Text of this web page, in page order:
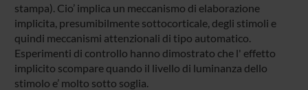
stampa). Cio’ implica un meccanismo di elaborazione
implicita, presumibilmente sottocorticale, degli stimoli e
quindi meccanismi attenzionali di tipo automatico.
Esperimenti di controllo hanno dimostrato che l' effetto
implicito scompare quando il livello di luminanza dello
stimolo e’ molto sotto soglia.